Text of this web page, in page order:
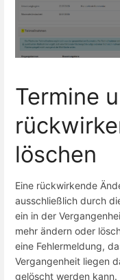
Termine
löschen
Eine rückwirkende
ausschließlich durch
ein in der
mehr ändern oder
eine Fehlermeldung,
Vergangenheit liegen
gelöscht werden kann.